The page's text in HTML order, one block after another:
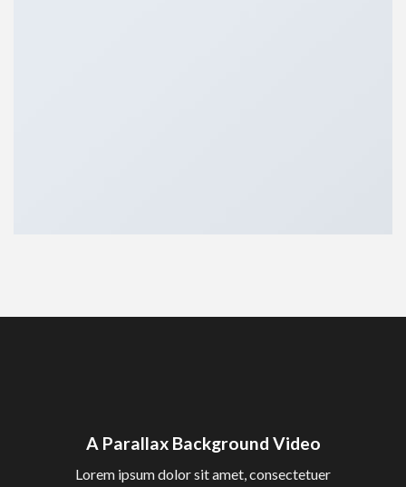
A Parallax Background Video
Lorem ipsum dolor sit amet, consectetuer